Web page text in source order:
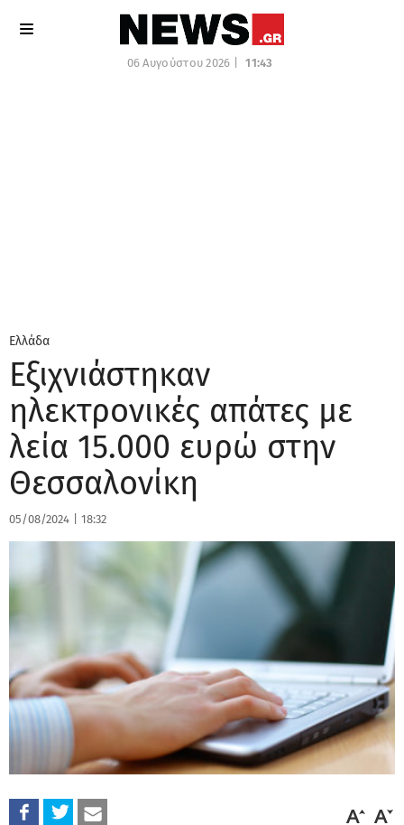
06 Αυγούστου 2026 | 11:43
Ελλάδα
Εξιχνιάστηκαν
ηλεκτρονικές απάτες με
λεία 15.000 ευρώ στην
Θεσσαλονίκη
05/08/2024 18:32